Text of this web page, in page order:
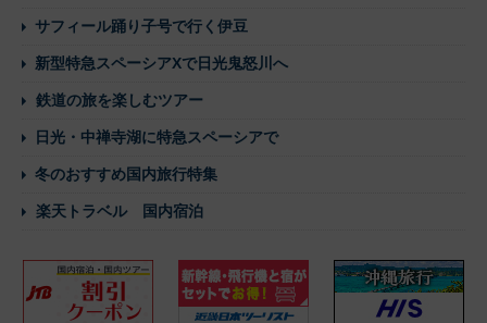
サフィール踊り子号で行く伊豆
新型特急スペーシアXで日光鬼怒川へ
鉄道の旅を楽しむツアー
日光・中禅寺湖に特急スペーシアで
冬のおすすめ国内旅行特集
楽天トラベル 国内宿泊